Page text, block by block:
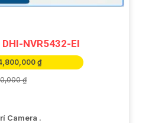
DHI-NVR5432-EI
₫
₫
Camera .